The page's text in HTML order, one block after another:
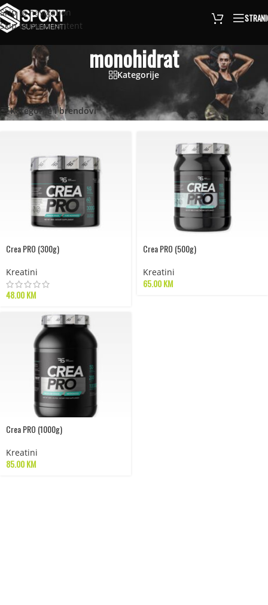
Skip to navigation
Skip to main content
monohidrat
Kategorije
Naslovna/Proizvodi označeni “monohidrat” Prikaz svih 3 rezultata
Kategorije i brendovi
Crea PRO (300g)
Kreatini
48.00KM
Crea PRO (500g)
Kreatini
65.00KM
Crea PRO (1000g)
Kreatini
85.00KM